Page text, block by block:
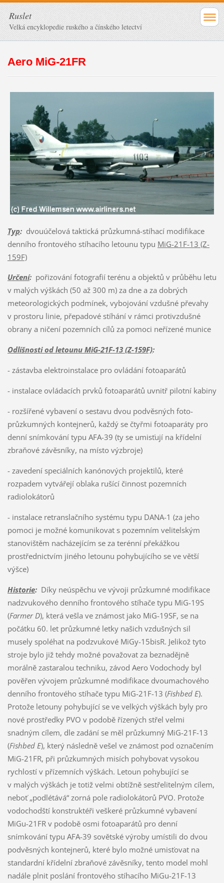
Ruslet
Velká encyklopedie ruského a čínského letectví
Aero MiG-21FR
Typ:dvouúčelová taktická průzkumná-stíhací modifikace
denního frontového stíhacího letounu typu MiG-21F-13 (Z-
159F)
Určení:pořizování fotografií terénu a objektů v průběhu letu
v malých výškách (50 až 300 m) za dne a za dobrých
meteorologických podmínek, vybojování vzdušné převahy
v prostoru linie, přepadové stíhání v rámci protivzdušné
obrany a ničení pozemních cílů za pomoci neřízené munice
Odlišnosti od letounu MiG-21F-13 (Z-159F):
- zástavba elektroinstalace pro ovládání fotoaparátů
- instalace ovládacích prvků fotoaparátů uvnitř pilotní kabiny
- rozšířené vybavení o sestavu dvou podvěsných foto-
průzkumných kontejnerů, každý se čtyřmi fotoaparáty pro
denní snímkování typu AFA-39 (ty se umisťují na křídelní
zbraňové závěsníky, na místo výzbroje)
- zavedení speciálních kanónových projektilů, které
rozpadem vytvářejí oblaka rušící činnost pozemních
radiolokátorů
- instalace retranslačního systému typu DANA-1 (za jeho
pomoci je možné komunikovat s pozemním velitelským
stanovištěm nacházejícím se za terénní překážkou
prostřednictvím jiného letounu pohybujícího se ve větší
výšce)
Historie:Díky neúspěchu ve vývoji průzkumné modifikace
nadzvukového denního frontového stíhače typu MiG-19S
(Farmer D), která vešla ve známost jako MiG-19SF, se na
počátku 60. let průzkumné letky našich vzdušných sil
musely spoléhat na podzvukové MiGy-15bisR. Jelikož tyto
stroje bylo již tehdy možné považovat za beznadějně
morálně zastaralou techniku, závod Aero Vodochody byl
pověřen vývojem průzkumné modifikace dvoumachového
denního frontového stíhače typu MiG-21F-13 (Fishbed E).
Protože letouny pohybující se ve velkých výškách byly pro
nové prostředky PVO v podobě řízených střel velmi
snadným cílem, dle zadání se měl průzkumný MiG-21F-13
(Fishbed E), který následně vešel ve známost pod označením
MiG-21FR, při průzkumných misích pohybovat vysokou
rychlostí v přízemních výškách. Letoun pohybující se
v malých výškách je totiž velmi obtížně sestřelitelným cílem,
neboť „podlétává“ zorná pole radiolokátorů PVO. Protože
vodochodští konstruktéři veškeré průzkumné vybavení
MiGu-21FR v podobě osmi fotoaparátů pro denní
snímkování typu AFA-39 sovětské výroby umístili do dvou
podvěsných kontejnerů, které bylo možné umisťovat na
standardní křídelní zbraňové závěsníky, tento model mohl
nadále plnit poslání frontového stíhacího MiGu-21F-13